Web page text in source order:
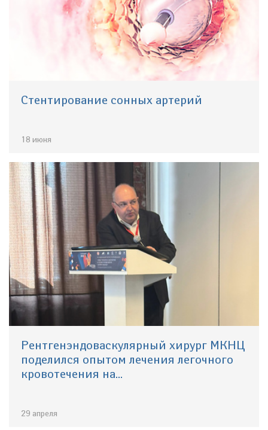
Стентирование сонных артерий
18 июня
Рентгенэндоваскулярный хирург МКНЦ
поделился опытом лечения легочного
кровотечения на...
29 апреля